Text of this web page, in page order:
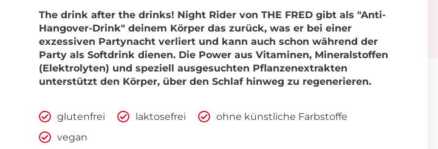
The drink after the drinks! Night Rider von THE FRED gibt als "Anti-
Hangover-Drink" deinem Körper das zurück, was er bei einer
exzessiven Partynacht verliert und kann auch schon während der
Party als Softdrink dienen. Die Power aus Vitaminen, Mineralstoffen
(Elektrolyten) und speziell ausgesuchten Pflanzenextrakten
unterstützt den Körper, über den Schlaf hinweg zu regenerieren.
glutenfrei laktosefrei
ohne künstliche Farbstoffe
vegan